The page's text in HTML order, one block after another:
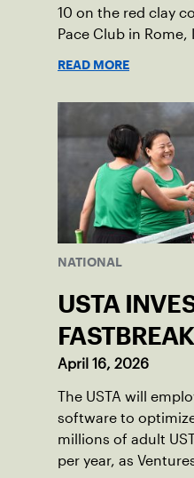
10 on the red clay
Pace Club in Rome,
READ MORE
NATIONAL
USTA
FASTBREAK
April 16, 2026
The USTA will
software to
millions of adult
per year, as